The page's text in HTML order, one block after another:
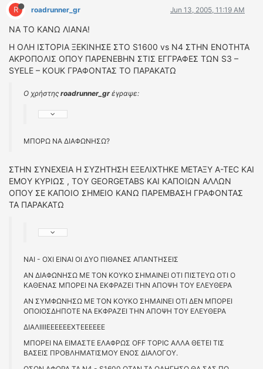
R roadrunner_gr Jun 13, 2005, 11:19 AM
ΝΑ ΤΟ ΚΑΝΩ ΛΙΑΝΑ!
Η ΟΛΗ ΙΣΤΟΡΙΑ ΞΕΚΙΝΗΣΕ ΣΤΟ S1600 vs N4 ΣΤΗΝ ΕΝΟΤΗΤΑ
ΑΚΡΟΠΟΛΙΣ ΟΠΟΥ ΠΑΡΕΝΕΒΗΝ ΣΤΙΣ ΕΓΓΡΑΦΕΣ ΤΩΝ S3 –
SYELE – KOUK ΓΡΑΦΟΝΤΑΣ ΤΟ ΠΑΡΑΚΑΤΩ
Ο χρήστης roadrunner_gr έγραψε:
ΜΠΟΡΩ ΝΑ ΔΙΑΦΩΝΗΣΩ?
ΣΤΗΝ ΣΥΝΕΧΕΙΑ Η ΣΥΖΗΤΗΣΗ ΕΞΕΛΙΧΤΗΚΕ ΜΕΤΑΞΥ A-TEC KAI
ΕΜΟΥ ΚΥΡΙΩΣ , ΤΟΥ GEORGETABS ΚΑΙ ΚΑΠΟΙΩΝ ΑΛΛΩΝ
ΟΠΟΥ ΣΕ ΚΑΠΟΙΟ ΣΗΜΕΙΟ ΚΑΝΩ ΠΑΡΕΜΒΑΣΗ ΓΡΑΦΟΝΤΑΣ
ΤΑ ΠΑΡΑΚΑΤΩ
ΝΑΙ - ΟΧΙ ΕΙΝΑΙ ΟΙ ΔΥΟ ΠΙΘΑΝΕΣ ΑΠΑΝΤΗΣΕΙΣ
ΑΝ ΔΙΑΦΩΝΗΣΩ ΜΕ ΤΟΝ ΚΟΥΚΟ ΣΗΜΑΙΝΕΙ ΟΤΙ ΠΙΣΤΕΥΩ ΟΤΙ Ο
ΚΑΘΕΝΑΣ ΜΠΟΡΕΙ ΝΑ ΕΚΦΡΑΖΕΙ ΤΗΝ ΑΠΟΨΗ ΤΟΥ ΕΛΕΥΘΕΡΑ
ΑΝ ΣΥΜΦΩΝΗΣΩ ΜΕ ΤΟΝ ΚΟΥΚΟ ΣΗΜΑΙΝΕΙ ΟΤΙ ΔΕΝ ΜΠΟΡΕΙ
ΟΠΟΙΟΣΔΗΠΟΤΕ ΝΑ ΕΚΦΡΑΖΕΙ ΤΗΝ ΑΠΟΨΗ ΤΟΥ ΕΛΕΥΘΕΡΑ
ΔΙΑΛΙΙΙΙΕΕΕΕΕΕΧΤΕΕΕΕΕΕ
ΜΠΟΡΕΙ ΝΑ ΕΙΜΑΣΤΕ ΕΛΑΦΡΩΣ OFF TOPIC ΑΛΛΑ ΘΕΤΕΙ ΤΙΣ
ΒΑΣΕΙΣ ΠΡΟΒΛΗΜΑΤΙΣΜΟΥ ΕΝΟΣ ΔΙΑΛΟΓΟΥ.